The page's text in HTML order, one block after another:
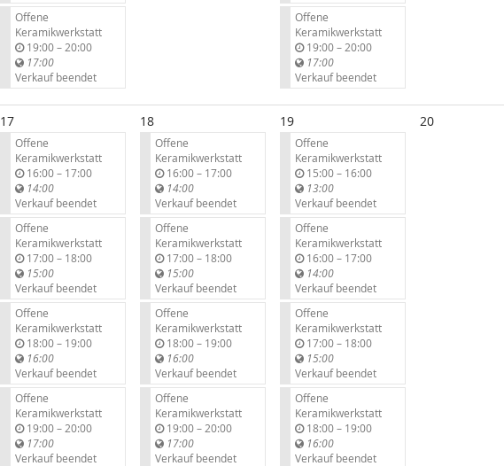
Offene
Keramikwerkstatt
19:00–b
s
20:00
17:00
Verkauf beendet
Offene
Keramikwerkstatt
19:00–b
s
20:00
17:00
Verkauf beendet
17
Offene
Keramikwerkstatt
16:00–b
s
17:00
14:00
Verkauf beendet
Offene
Keramikwerkstatt
17:00–b
s
18:00
15:00
Verkauf beendet
Offene
Keramikwerkstatt
18:00–b
s
19:00
16:00
Verkauf beendet
Offene
Keramikwerkstatt
19:00–b
s
20:00
17:00
Verkauf beendet
18
Offene
Keramikwerkstatt
16:00–b
s
17:00
14:00
Verkauf beendet
Offene
Keramikwerkstatt
17:00–b
s
18:00
15:00
Verkauf beendet
Offene
Keramikwerkstatt
18:00–b
s
19:00
16:00
Verkauf beendet
Offene
Keramikwerkstatt
19:00–b
s
20:00
17:00
Verkauf beendet
19
Offene
Keramikwerkstatt
15:00–b
s
16:00
13:00
Verkauf beendet
Offene
Keramikwerkstatt
16:00–b
s
17:00
14:00
Verkauf beendet
Offene
Keramikwerkstatt
17:00–b
s
18:00
15:00
Verkauf beendet
Offene
Keramikwerkstatt
18:00–b
s
19:00
16:00
Verkauf beendet
20